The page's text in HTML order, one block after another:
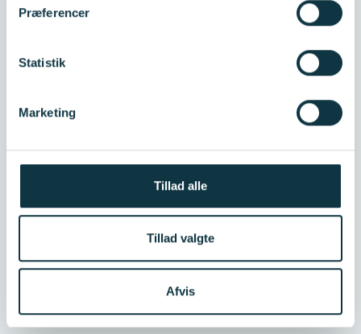
Præferencer
Statistik
Marketing
Tillad alle
Tillad valgte
Afvis